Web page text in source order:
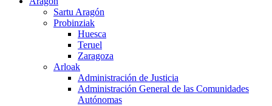
Sartu Aragón
Probinziak
Huesca
Teruel
Zaragoza
Arloak
Administración de Justicia
Administración General de las Comunidades
Autónomas